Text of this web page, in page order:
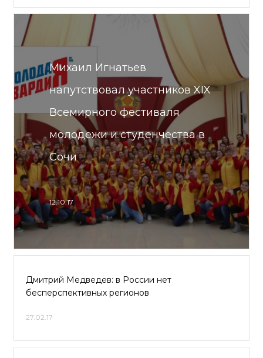
Михаил Игнатьев
напутствовал участников XIX
Всемирного фестиваля
молодежи и студенчества в
Сочи
12.10.17
Дмитрий Медведев: в России нет
бесперспективных регионов
27.02.17